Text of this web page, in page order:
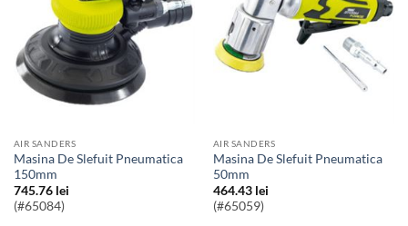
AIR SANDERS
Masina De Slefuit Pneumatica
150mm
745.76 lei
(#65084)
AIR SANDERS
Masina De Slefuit Pneumatica
50mm
464.43 lei
(#65059)